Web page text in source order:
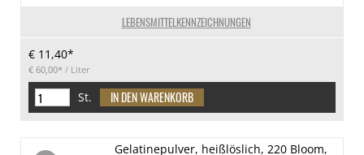
LEBENSMITTELKENNZEICHNUNGEN
€ 11,40*
€ 60,00* / Liter
St.
Gelatinepulver, heißlöslich, 220 Bloom,